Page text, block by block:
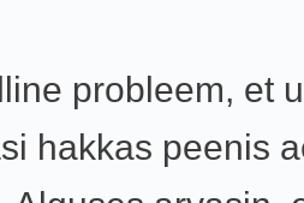
probleem, et
hakkas peenis